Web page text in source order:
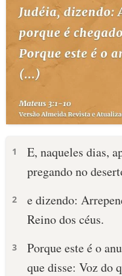
1
E, naqueles dias,
pregando no
2
e dizendo:
Reino dos céus.
3
Porque este é o
que disse: Voz do